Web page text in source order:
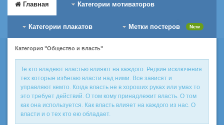
Главная Категории мотиваторов
Категории плакатов Метки постеров New
Категория "Общество и власть"
Те кто владеют властью влияют на каждого. Редкие исключения
тех которые избегаю власти над ними. Все зависят и
управляют кемто. Когда власть не в хороших руках или умах то
это требует действий. О том кому принадлежит власть. О том
как она используется. Как власть влияет на каждого из нас. О
власти и о тех кто ею обладает.